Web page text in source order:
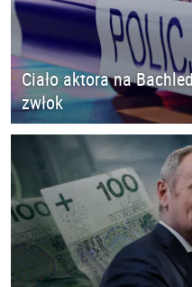
Ciało aktora na
zwłok